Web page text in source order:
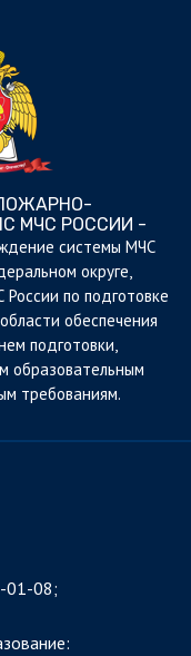
МЧС РОССИИ -
системы МЧС
округе,
по подготовке
обеспечения
подготовки,
образовательным
требованиям.
01-08;